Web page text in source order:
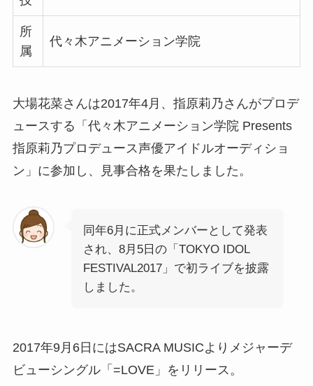
所
属
代々木アニメーション学院
大場花菜さんは2017年4月、指原莉乃さんがプロデ
ュースする「代々木アニメーション学院 Presents
指原莉乃プロデュース声優アイドルオーディショ
ン」に参加し、見事合格を果たしました。
同年6月に正式メンバーとして発表
され、8月5日の「TOKYO IDOL
FESTIVAL2017」で初ライブを披露
しました。
2017年9月6日にはSACRA MUSICよりメジャーデ
ビューシングル「=LOVE」をリリース。